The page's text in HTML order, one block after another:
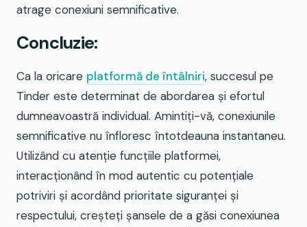
atrage conexiuni semnificative.
Concluzie:
Ca la oricare platformă de întâlniri, succesul pe
Tinder este determinat de abordarea și efortul
dumneavoastră individual. Amintiți-vă, conexiunile
semnificative nu înfloresc întotdeauna instantaneu.
Utilizând cu atenție funcțiile platformei,
interacționând în mod autentic cu potențiale
potriviri și acordând prioritate siguranței și
respectului, creșteți șansele de a găsi conexiunea